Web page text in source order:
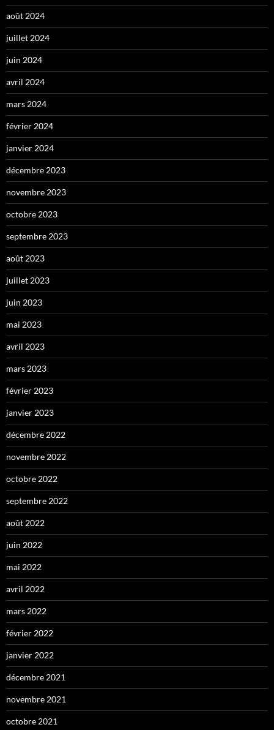
août 2024
juillet 2024
juin 2024
avril 2024
mars 2024
février 2024
janvier 2024
décembre 2023
novembre 2023
octobre 2023
septembre 2023
août 2023
juillet 2023
juin 2023
mai 2023
avril 2023
mars 2023
février 2023
janvier 2023
décembre 2022
novembre 2022
octobre 2022
septembre 2022
août 2022
juin 2022
mai 2022
avril 2022
mars 2022
février 2022
janvier 2022
décembre 2021
novembre 2021
octobre 2021